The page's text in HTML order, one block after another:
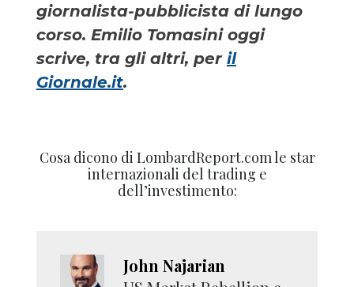
giornalista-pubblicista di lungo
corso. Emilio Tomasini oggi
scrive, tra gli altri, per il
Giornale.it.
Cosa dicono di LombardReport.com le star
internazionali del trading e
dell’investimento:
John Najarian